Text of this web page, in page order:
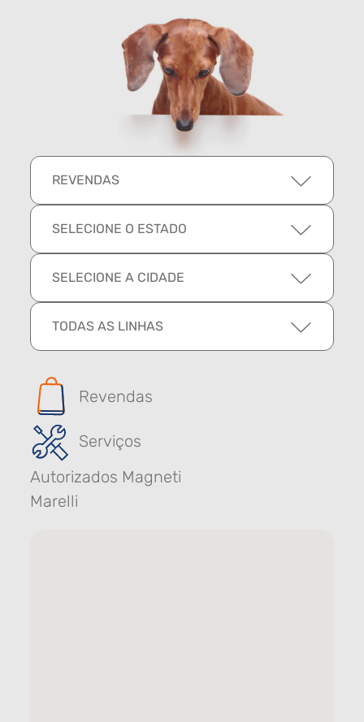
REVENDAS
SELECIONE O ESTADO
SELECIONE A CIDADE
TODAS AS LINHAS
Revendas
Serviços
Autorizados Magneti
Marelli